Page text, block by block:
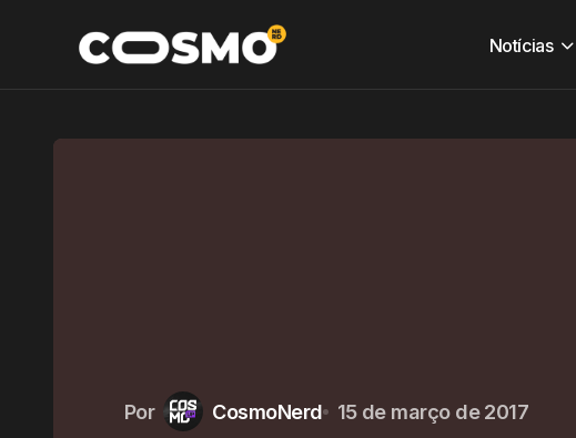
Notícias
Por CosmoNerd 15 de março de 2017